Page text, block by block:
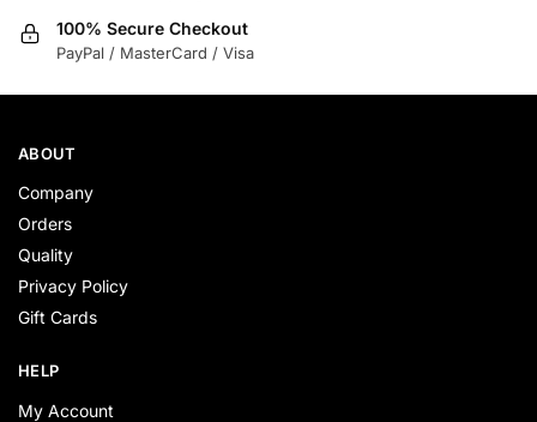
100% Secure Checkout
PayPal / MasterCard / Visa
ABOUT
Company
Orders
Quality
Privacy Policy
Gift Cards
HELP
My Account